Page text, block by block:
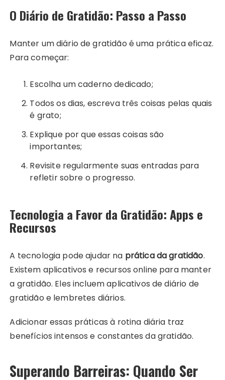
O Diário de Gratidão: Passo a Passo
Manter um diário de gratidão é uma prática eficaz.
Para começar:
Escolha um caderno dedicado;
Todos os dias, escreva três coisas pelas quais
é grato;
Explique por que essas coisas são
importantes;
Revisite regularmente suas entradas para
refletir sobre o progresso.
Tecnologia a Favor da Gratidão: Apps e
Recursos
A tecnologia pode ajudar na prática da gratidão.
Existem aplicativos e recursos online para manter
a gratidão. Eles incluem aplicativos de diário de
gratidão e lembretes diários.
Adicionar essas práticas à rotina diária traz
benefícios intensos e constantes da gratidão.
Superando Barreiras: Quando Ser